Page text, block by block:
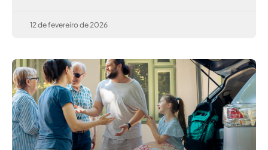
12 de fevereiro de 2026